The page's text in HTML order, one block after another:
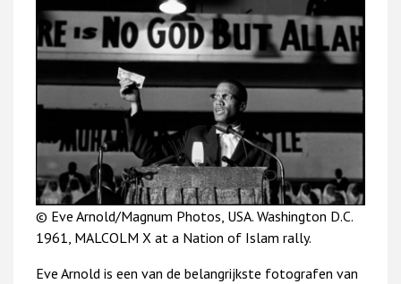
© Eve Arnold/Magnum Photos, USA. Washington D.C.
1961, MALCOLM X at a Nation of Islam rally.
Eve Arnold is een van de belangrijkste fotografen van